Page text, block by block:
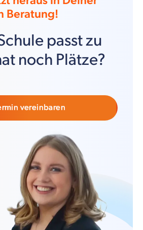
Beratung!
passt zu
noch Plätze?
vereinbaren